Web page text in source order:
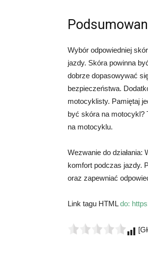
Wybór odpowiedniej
jazdy. Skóra powinna
dobrze dopasowywać
bezpieczeństwa.
motocyklisty. Pamiętaj
być skóra na motocykl?
na motocyklu.
Wezwanie do
komfort podczas jazdy.
oraz zapewniać
Link tagu HTMLdo: